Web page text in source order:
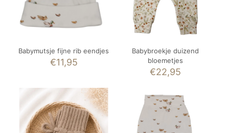
Babymutsje fijne rib eendjes
€11,95
Babybroekje duizend
bloemetjes
€22,95